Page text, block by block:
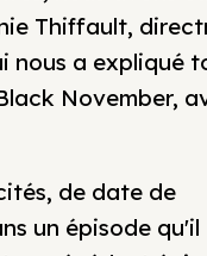
Thiffault,
nous a expliqué
November,
de date de
un épisode qu'il